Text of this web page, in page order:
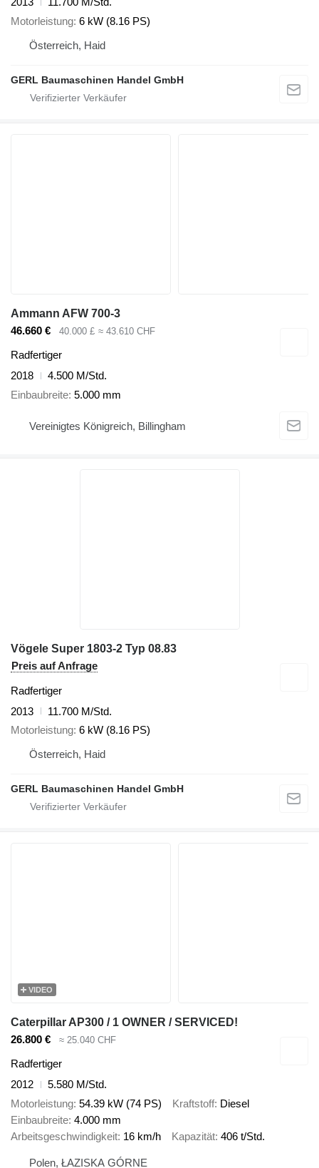
Motorleistung 6 kW (8.16 PS)
Österreich, Haid
GERL Baumaschinen Handel GmbH
Ammann AFW 700-3
46.660 €
40.000 £ ≈ 43.610 CHF
Radfertiger
2018
4.500 M/Std.
Einbaubreite 5.000 mm
Vereinigtes Königreich, Billingham
Vögele Super 1803-2 Typ 08.83
Preis auf Anfrage
Radfertiger
2013
11.700 M/Std.
Motorleistung 6 kW (8.16 PS)
Österreich, Haid
GERL Baumaschinen Handel GmbH
VIDEO
Caterpillar AP300 / 1 OWNER / SERVICED!
26.800 €
≈ 25.040 CHF
Radfertiger
2012
5.580 M/Std.
Motorleistung 54.39 kW (74 PS) Kraftstoff Diesel
Einbaubreite 4.000 mm
Arbeitsgeschwindigkeit 16 km/h Kapazität 406 t/Std.
Polen, ŁAZISKA GÓRNE